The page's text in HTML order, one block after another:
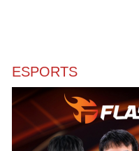
Giá cà
doanh nghiệp
Công
Sành
ESPORTS